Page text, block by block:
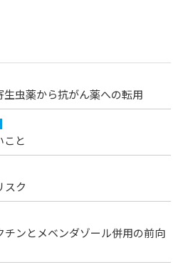
虫薬から抗がん薬への転用
こと
スク
ンとメベンダゾール併用の前向